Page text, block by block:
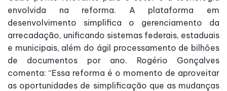
envolvida na reforma. A plataforma em
desenvolvimento simplifica o gerenciamento da
arrecadação, unificando sistemas federais, estaduais
e municipais, além do ágil processamento de bilhões
de documentos por ano. Rogério Gonçalves
comenta: “Essa reforma é o momento de aproveitar
as oportunidades de simplificação que as mudanças